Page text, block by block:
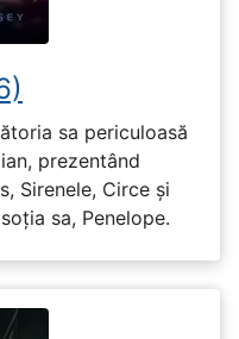
sa periculoasă
prezentând
Sirenele, Circe și
sa, Penelope.